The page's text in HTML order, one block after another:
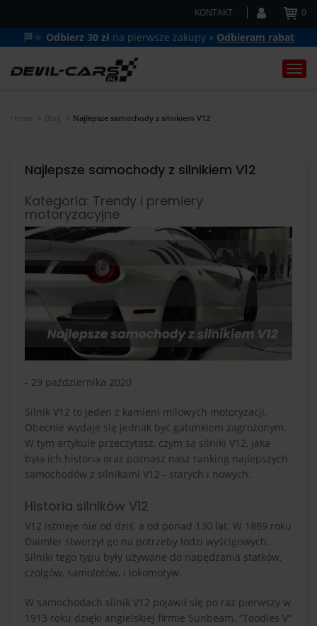
KONTAKT 0
🏁🔆 Odbierz 30 zł na pierwsze zakupy » Odbieram rabat
Home Blog Najlepsze samochody z silnikiem V12
Najlepsze samochody z silnikiem V12
Kategoria: Trendy i premiery
motoryzacyjne
- 29 października 2020
Silnik V12 to jeden z kamieni milowych motoryzacji.
Obecnie wydaje się jednak być gatunkiem zagrożonym.
W tym artykule przeczytasz, czym są silniki V12, jaka
była ich historia oraz poznasz nasz ranking najlepszych
samochodów z silnikami V12 - starych i nowych.
Historia silników V12
V12 istnieje nie od dziś, a od ponad 130 lat. W 1889 roku
Daimler stworzył go na potrzeby łodzi wyścigowych.
Silniki tego typu były używane do napędzania statków,
czołgów, samolotów, i lokomotyw.
W samochodach silnik V12 pojawił się po raz pierwszy w
1913 roku dzięki angielskiej firmie Sunbeam. “Toodles V”